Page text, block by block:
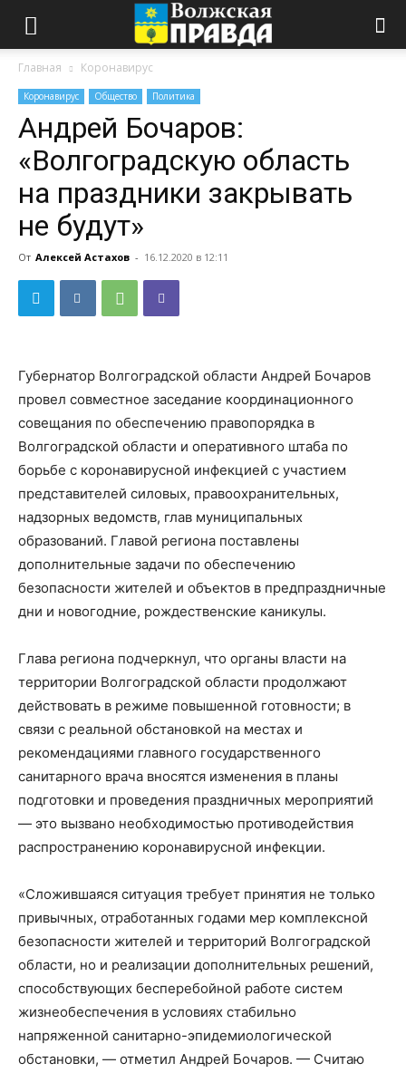
Главная Коронавирус
Коронавирус Общество Политика
Андрей Бочаров:
«Волгоградскую область
на праздники закрывать
не будут»
От Алексей Астахов - 16.12.2020 в 12:11
Губернатор Волгоградской области Андрей Бочаров
провел совместное заседание координационного
совещания по обеспечению правопорядка в
Волгоградской области и оперативного штаба по
борьбе с коронавирусной инфекцией с участием
представителей силовых, правоохранительных,
надзорных ведомств, глав муниципальных
образований. Главой региона поставлены
дополнительные задачи по обеспечению
безопасности жителей и объектов в предпраздничные
дни и новогодние, рождественские каникулы.
Глава региона подчеркнул, что органы власти на
территории Волгоградской области продолжают
действовать в режиме повышенной готовности; в
связи с реальной обстановкой на местах и
рекомендациями главного государственного
санитарного врача вносятся изменения в планы
подготовки и проведения праздничных мероприятий
— это вызвано необходимостью противодействия
распространению коронавирусной инфекции.
«Сложившаяся ситуация требует принятия не только
привычных, отработанных годами мер комплексной
безопасности жителей и территорий Волгоградской
области, но и реализации дополнительных решений,
способствующих бесперебойной работе систем
жизнеобеспечения в условиях стабильно
напряженной санитарно-эпидемиологической
обстановки, — отметил Андрей Бочаров. — Считаю